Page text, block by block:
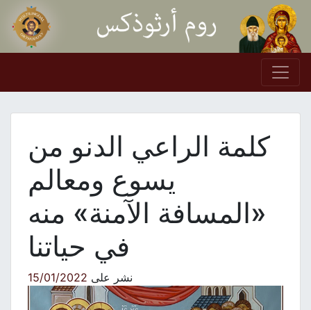
Skip to content
Main Navigation
كلمة الراعي الدنو من
يسوع ومعالم
«المسافة الآمنة» منه
في حياتنا
نشر على15/01/2022